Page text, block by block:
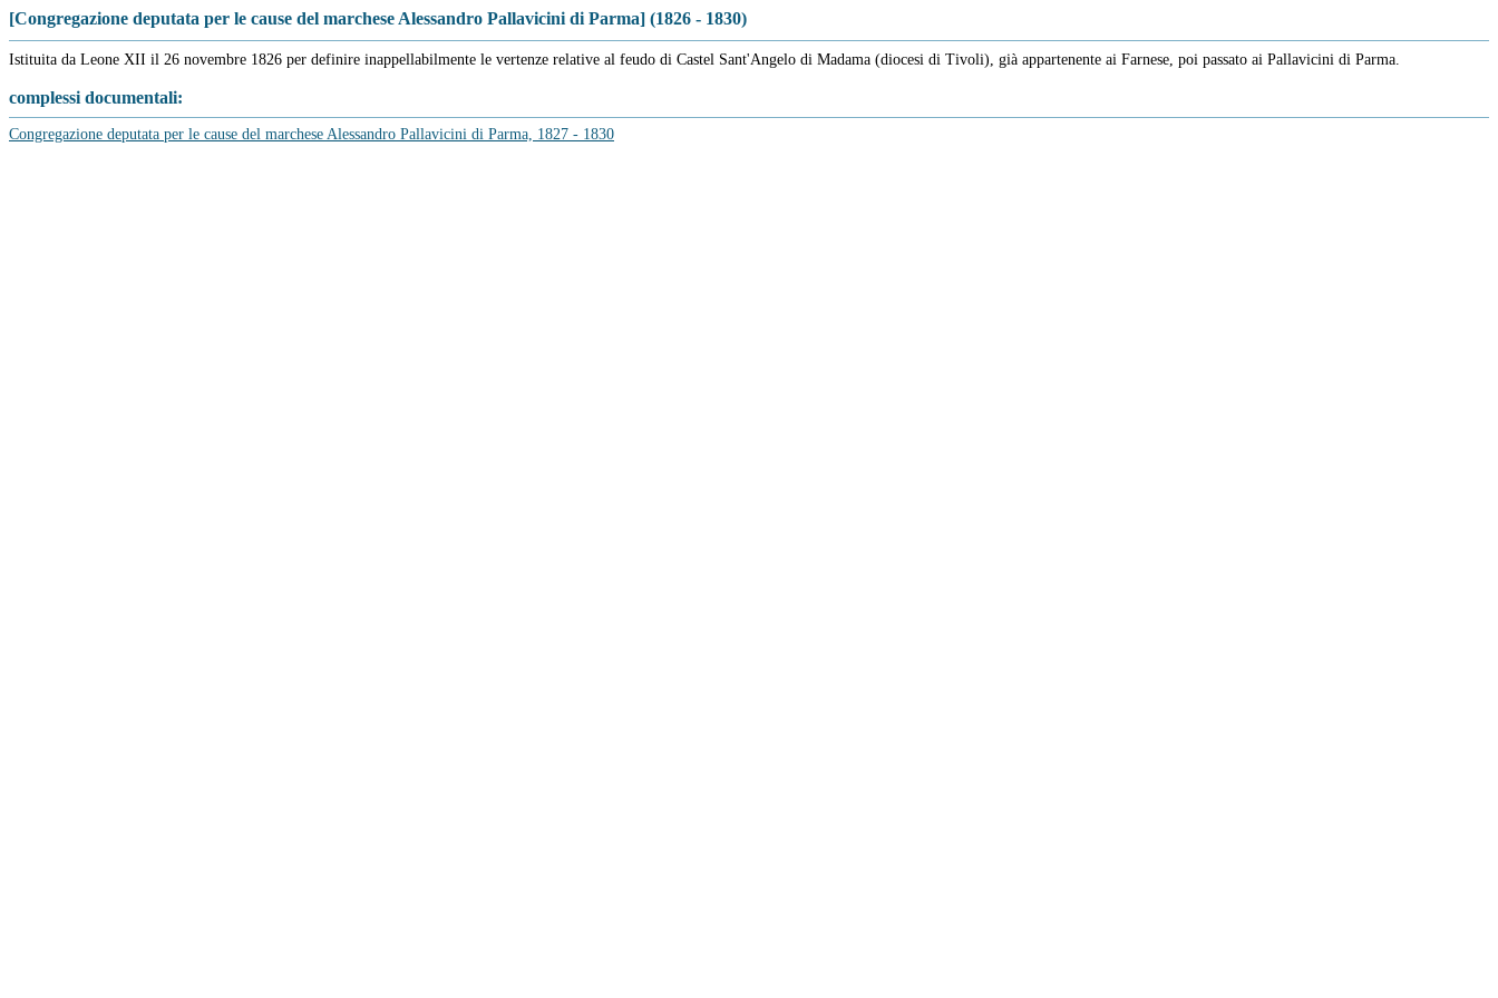
[Congregazione deputata per le cause del marchese Alessandro Pallavicini di Parma] (1826 - 1830)
Istituita da Leone XII il 26 novembre 1826 per definire inappellabilmente le vertenze relative al feudo di Castel Sant'Angelo di Madama (diocesi di Tivoli), già appartenente ai Farnese, poi passato ai Pallavicini di Parma.
complessi documentali:
Congregazione deputata per le cause del marchese Alessandro Pallavicini di Parma, 1827 - 1830